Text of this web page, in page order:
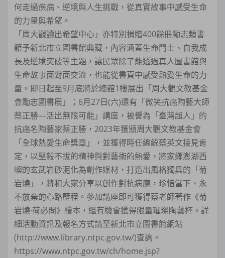
何走過疾病、逆境與人生挑戰，從真實故事中感受生命
的力量與希望。
「周大觀讀出希望中心」亦特別捐贈400餘冊勵志類書
籍予新北市立圖書館典藏，內容涵蓋生命鬥士、自我成
長及逆境突破等主題，讓民眾除了能透過真人圖書館與
生命故事面對面交流，也能從書頁中感受熱愛生命的力
量。即日起至9月底將於總館1樓展出「周大觀文教基金
會勵志圖書展」；6月27日(六)還有「微笑抗癌陶藝大師
蔡正勝—活出無限可能」講座，被譽為「臺灣超人」的
抗癌名陶藝家蔡正勝，2023年獲頒周大觀文教基金會
「全球熱愛生命獎章」，並獲得時任總統蔡英文接見肯
定，以堅毅不拔的精神與對藝術的熱愛，將家鄉澎湖西
嶼的玄武岩砂泥化為創作媒材，打造出風格獨具的「菊
岩燒」，將和大家分享以創作對抗病魔，珍惜當下、永
不放棄的心路歷程。參加講座即可獲得蔡老師著作《菊
岩燒∙荷必問》繪本，還有機會獲得限量璀璨陶藝杯。詳
細活動資訊及報名方式請至新北市立圖書館網站
(http://www.library.ntpc.gov.tw/)查詢。
https://www.ntpc.gov.tw/ch/home.jsp?